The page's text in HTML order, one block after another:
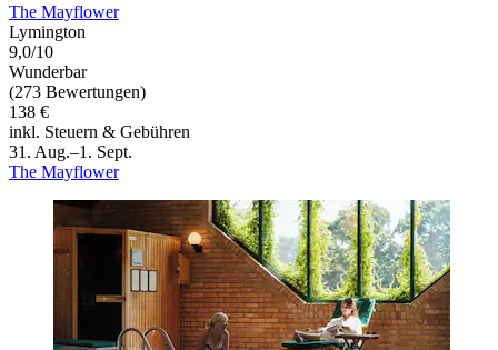
The Mayflower
Lymington
9,0/10
Wunderbar
(273 Bewertungen)
138 €
inkl. Steuern & Gebühren
31. Aug.–1. Sept.
The Mayflower